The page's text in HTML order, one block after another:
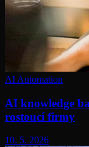
AI Automation
AI knowledge
rostoucí firmy
10. 5. 2026